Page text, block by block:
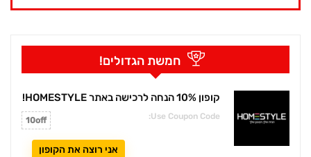
חמשת הגדולים!
קופון 10% הנחה לרכישה באתר HOMESTYLE!
Use Coupon Code:
10off
אני רוצה את הקופון